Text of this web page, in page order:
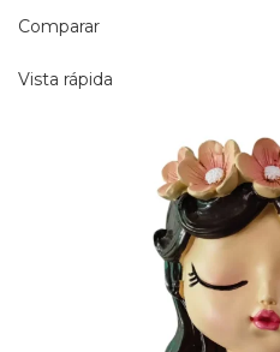
Comparar
Vista rápida